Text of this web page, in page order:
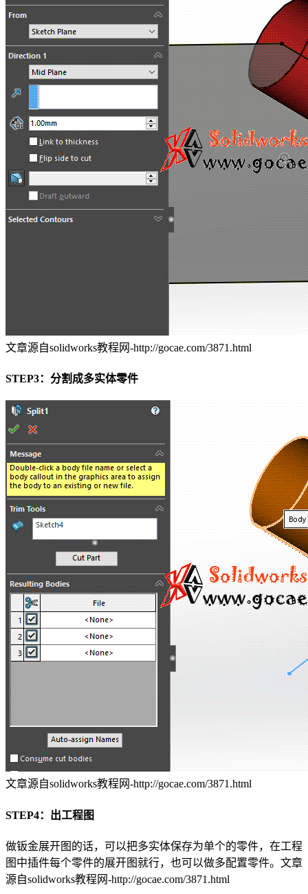
文章源自solidworks教程网-http://gocae.com/3871.html
STEP3：分割成多实体零件
文章源自solidworks教程网-http://gocae.com/3871.html
STEP4：出工程图
做钣金展开图的话，可以把多实体保存为单个的零件，在工程
图中插件每个零件的展开图就行，也可以做多配置零件。 文章
源自solidworks教程网-http://gocae.com/3871.html